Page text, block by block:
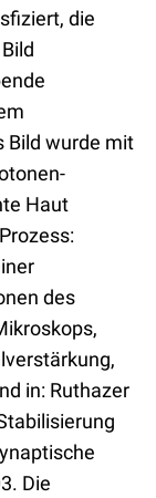
die
Bild wurde mit
Haut
des
in: Ruthazer
Die